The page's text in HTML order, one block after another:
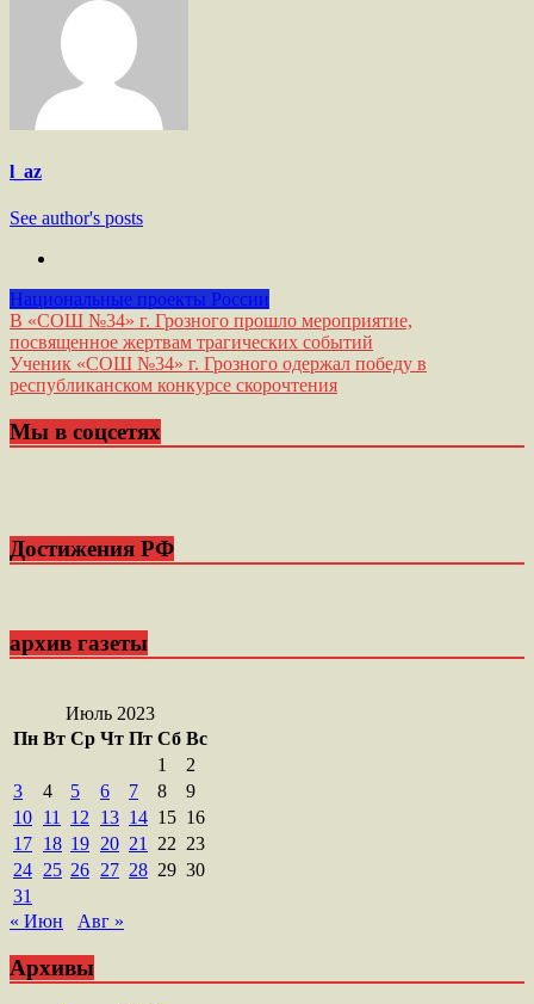
l_az
See author's posts
Национальные проекты России
Навигация
по
записям
В «СОШ №34» г. Грозного прошло мероприятие,
посвященное жертвам трагических событий
Ученик «СОШ №34» г. Грозного одержал победу в
республиканском конкурсе скорочтения
Мы в соцсетях
Достижения РФ
архив газеты
Июль 2023
Пн Вт Ср Чт Пт Сб Вс
1
2
3
4 5 6 7 8
9
10 11 12 13 14 15 16
17 18 19 20 21 22 23
24 25 26 27 28 29 30
31
« Июн
Авг »
Архивы